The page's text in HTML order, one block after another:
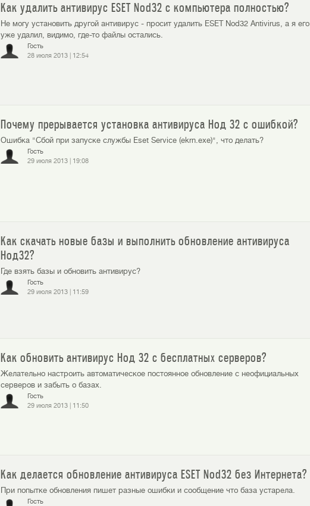
Как удалить антивирус ESET Nod32 с компьютера полностью?
Не могу установить другой антивирус - просит удалить ESET Nod32 Antivirus, а я его
уже удалил, видимо, где-то файлы остались.
Гость
28 июля 2013| 12:54
Почему прерывается установка антивируса Нод 32 с ошибкой?
Ошибка "Сбой при запуске службы Eset Service (ekrn.exe)", что делать?
Гость
29 июля 2013| 19:08
Как скачать новые базы и выполнить обновление антивируса
Нод32?
Где взять базы и обновить антивирус?
Гость
29 июля 2013| 11:59
Как обновить антивирус Нод 32 с бесплатных серверов?
Желательно настроить автоматическое постоянное обновление с неофициальных
серверов и забыть о базах.
Гость
29 июля 2013| 11:50
Как делается обновление антивируса ESET Nod32 без Интернета?
При попытке обновления пишет разные ошибки и сообщение что база устарела.
Гость